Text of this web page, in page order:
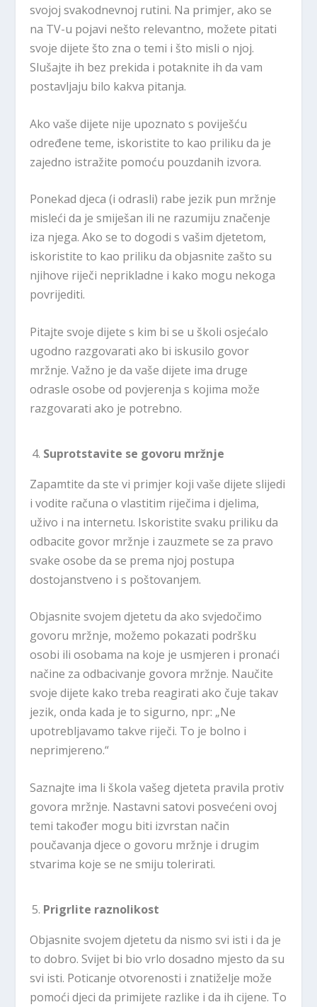
svojoj svakodnevnoj rutini. Na primjer, ako se
na TV-u pojavi nešto relevantno, možete pitati
svoje dijete što zna o temi i što misli o njoj.
Slušajte ih bez prekida i potaknite ih da vam
postavljaju bilo kakva pitanja.
Ako vaše dijete nije upoznato s poviješću
određene teme, iskoristite to kao priliku da je
zajedno istražite pomoću pouzdanih izvora.
Ponekad djeca (i odrasli) rabe jezik pun mržnje
misleći da je smiješan ili ne razumiju značenje
iza njega. Ako se to dogodi s vašim djetetom,
iskoristite to kao priliku da objasnite zašto su
njihove riječi neprikladne i kako mogu nekoga
povrijediti.
Pitajte svoje dijete s kim bi se u školi osjećalo
ugodno razgovarati ako bi iskusilo govor
mržnje. Važno je da vaše dijete ima druge
odrasle osobe od povjerenja s kojima može
razgovarati ako je potrebno.
Suprotstavite se govoru mržnje
Zapamtite da ste vi primjer koji vaše dijete slijedi
i vodite računa o vlastitim riječima i djelima,
uživo i na internetu. Iskoristite svaku priliku da
odbacite govor mržnje i zauzmete se za pravo
svake osobe da se prema njoj postupa
dostojanstveno i s poštovanjem.
Objasnite svojem djetetu da ako svjedočimo
govoru mržnje, možemo pokazati podršku
osobi ili osobama na koje je usmjeren i pronaći
načine za odbacivanje govora mržnje. Naučite
svoje dijete kako treba reagirati ako čuje takav
jezik, onda kada je to sigurno, npr: „Ne
upotrebljavamo takve riječi. To je bolno i
neprimjereno.“
Saznajte ima li škola vašeg djeteta pravila protiv
govora mržnje. Nastavni satovi posvećeni ovoj
temi također mogu biti izvrstan način
poučavanja djece o govoru mržnje i drugim
stvarima koje se ne smiju tolerirati.
Prigrlite raznolikost
Objasnite svojem djetetu da nismo svi isti i da je
to dobro. Svijet bi bio vrlo dosadno mjesto da su
svi isti. Poticanje otvorenosti i znatiželje može
pomoći djeci da primijete razlike i da ih cijene. To